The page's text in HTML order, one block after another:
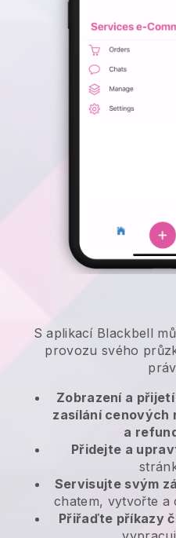
S aplikací Blackbell
provozu svého
Zobrazení a
zasílání cenových
a
Přidejte a
Servisujte svým
chatem, vytvořte a
Přiřaďte příkazy